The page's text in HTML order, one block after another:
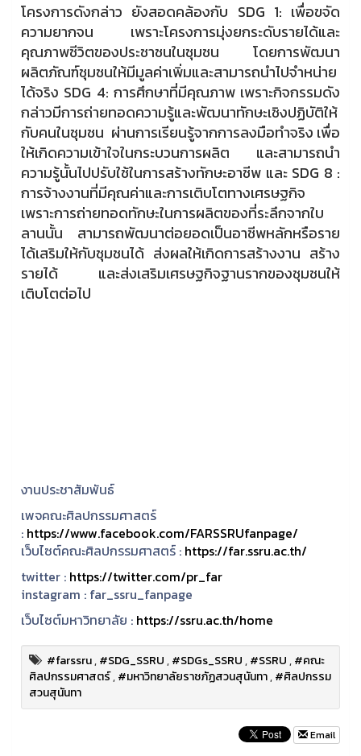
โครงการดังกล่าว ยังสอดคล้องกับ SDG 1: เพื่อขจัด
ความยากจน เพราะโครงการมุ่งยกระดับรายได้และ
คุณภาพชีวิตของประชาชนในชุมชน โดยการพัฒนา
ผลิตภัณฑ์ชุมชนให้มีมูลค่าเพิ่มและสามารถนำไปจำหน่าย
ได้จริง SDG 4: การศึกษาที่มีคุณภาพ เพราะกิจกรรมดัง
กล่าวมีการถ่ายทอดความรู้และพัฒนาทักษะเชิงปฏิบัติให้
กับคนในชุมชน ผ่านการเรียนรู้จากการลงมือทำจริง เพื่อ
ให้เกิดความเข้าใจในกระบวนการผลิต และสามารถนำ
ความรู้นั้นไปปรับใช้ในการสร้างทักษะอาชีพ และ SDG 8 :
การจ้างงานที่มีคุณค่าและการเติบโตทางเศรษฐกิจ
เพราะการถ่ายทอดทักษะในการผลิตของที่ระลึกจากใบ
ลานนั้น สามารถพัฒนาต่อยอดเป็นอาชีพหลักหรือราย
ได้เสริมให้กับชุมชนได้ ส่งผลให้เกิดการสร้างงาน สร้าง
รายได้ และส่งเสริมเศรษฐกิจฐานรากของชุมชนให้
เติบโตต่อไป
งานประชาสัมพันธ์
เพจคณะศิลปกรรมศาสตร์
: https://www.facebook.com/FARSSRUfanpage/
เว็บไซต์คณะศิลปกรรมศาสตร์ : https://far.ssru.ac.th/
twitter : https://twitter.com/pr_far
instagram : far_ssru_fanpage
เว็บไซต์มหาวิทยาลัย : https://ssru.ac.th/home
#farssru,#SDG_SSRU,#SDGs_SSRU,#SSRU,#คณะ
ศิลปกรรมศาสตร์,#มหาวิทยาลัยราชภัฏสวนสุนันทา,#ศิลปกรรม
สวนสุนันทา
Email